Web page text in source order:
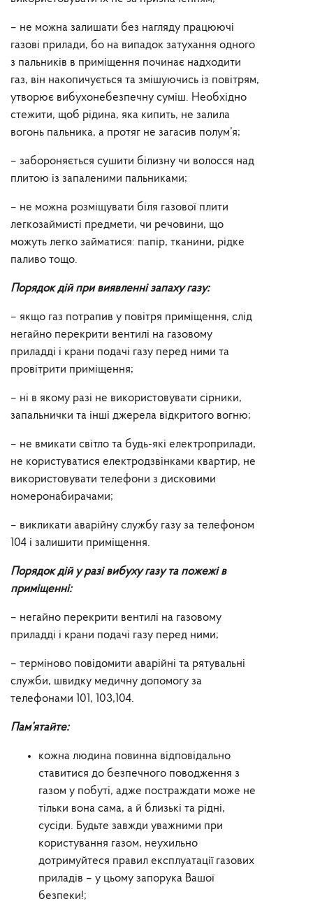
– не можна залишати без нагляду працюючі
газові прилади, бо на випадок затухання одного
з пальників в приміщення починає надходити
газ, він накопичується та змішуючись із повітрям,
утворює вибухонебезпечну суміш. Необхідно
стежити, щоб рідина, яка кипить, не залила
вогонь пальника, а протяг не загасив полум’я;
– забороняється сушити білизну чи волосся над
плитою із запаленими пальниками;
– не можна розміщувати біля газової плити
легкозаймисті предмети, чи речовини, що
можуть легко займатися: папір, тканини, рідке
паливо тощо.
Порядок дій при виявленні запаху газу:
– якщо газ потрапив у повітря приміщення, слід
негайно перекрити вентилі на газовому
приладді і крани подачі газу перед ними та
провітрити приміщення;
– ні в якому разі не використовувати сірники,
запальнички та інші джерела відкритого вогню;
– не вмикати світло та будь-які електроприлади,
не користуватися електродзвінками квартир, не
використовувати телефони з дисковими
номеронабирачами;
– викликати аварійну службу газу за телефоном
104 і залишити приміщення.
Порядок дій у разі вибуху газу та пожежі в
приміщенні:
– негайно перекрити вентилі на газовому
приладді і крани подачі газу перед ними;
– терміново повідомити аварійні та рятувальні
служби, швидку медичну допомогу за
телефонами 101, 103,104.
Пам’ятайте:
кожна людина повинна відповідально
ставитися до безпечного поводження з
газом у побуті, адже постраждати може не
тільки вона сама, а й близькі та рідні,
сусіди. Будьте завжди уважними при
користування газом, неухильно
дотримуйтеся правил експлуатації газових
приладів – у цьому запорука Вашої
безпеки!;